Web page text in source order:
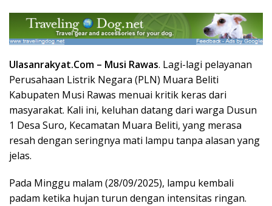
Ulasanrakyat.Com – Musi Rawas. Lagi-lagi pelayanan
Perusahaan Listrik Negara (PLN) Muara Beliti
Kabupaten Musi Rawas menuai kritik keras dari
masyarakat. Kali ini, keluhan datang dari warga Dusun
1 Desa Suro, Kecamatan Muara Beliti, yang merasa
resah dengan seringnya mati lampu tanpa alasan yang
jelas.
Pada Minggu malam (28/09/2025), lampu kembali
padam ketika hujan turun dengan intensitas ringan.